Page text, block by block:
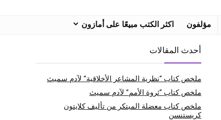
مؤلفون اكثر الكتب مبيعًا على أمازون
أحدث المقالات
ملخص كتاب “نظرية المشاعر الأخلاقية” لآدم سميث
ملخص كتاب “ثروة الأمم” لآدم سميث
ملخص كتاب معضلة المبتكر من تأليف كلايتون
كريستنسن